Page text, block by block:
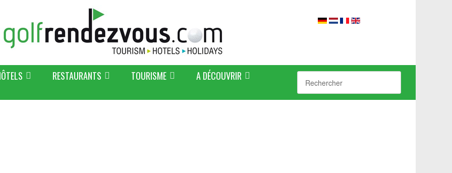
RESTAURANTS TOURISME A DÉCOUVRIR